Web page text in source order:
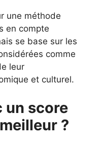
une méthode
en compte
se base sur les
comme
leur
et culturel.
un score
?